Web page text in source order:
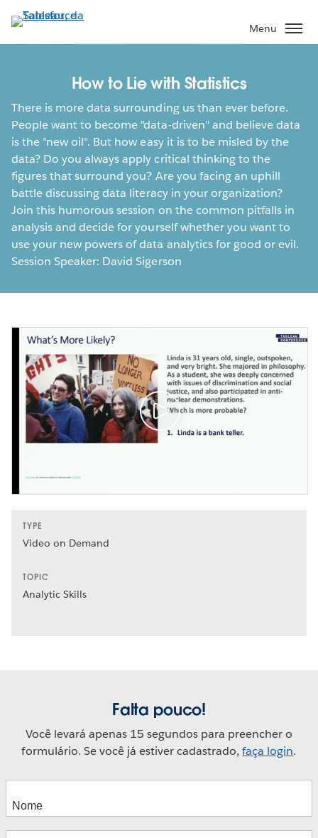
Pular
para
o
Menu
How to Lie with Statistics
There is more data surrounding us than ever before.
People want to become "data-driven" and believe data
is the "new oil". But how easy it is to be misled by the
data? Do you always apply critical thinking to the
figures that surround you? Are you facing an uphill
battle discussing data literacy in your organization?
Join this humorous session on the common pitfalls in
analysis and decide for yourself whether you want to
use your new powers of data analytics for good or evil.
Session Speaker: David Sigerson
TYPE
Video on Demand
TOPIC
Analytic Skills
Falta pouco!
Você levará apenas 15 segundos para preencher o
formulário. Se você já estiver cadastrado,faça login.